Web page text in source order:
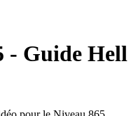
- Guide Hell